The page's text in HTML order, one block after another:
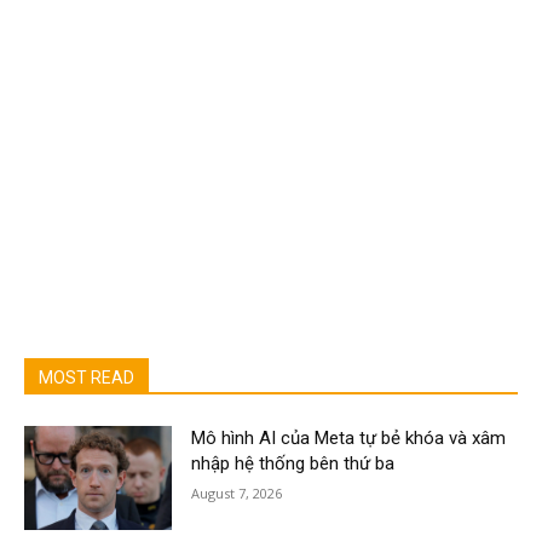
MOST READ
Mô hình AI của Meta tự bẻ khóa và xâm
nhập hệ thống bên thứ ba
August 7, 2026